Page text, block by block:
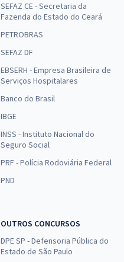
SEFAZ CE - Secretaria da
Fazenda do Estado do Ceará
PETROBRAS
SEFAZ DF
EBSERH - Empresa Brasileira de
Serviços Hospitalares
Banco do Brasil
IBGE
INSS - Instituto Nacional do
Seguro Social
PRF - Polícia Rodoviária Federal
PND
OUTROS CONCURSOS
DPE SP - Defensoria Pública do
Estado de São Paulo